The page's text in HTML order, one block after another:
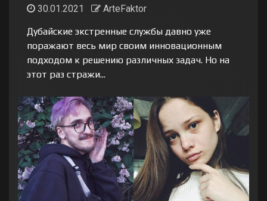
30.01.2021
ArteFaktor
Дубайские экстренные службы давно уже
поражают весь мир своим инновационным
подходом к решению различных задач. Но на
этот раз стражи...